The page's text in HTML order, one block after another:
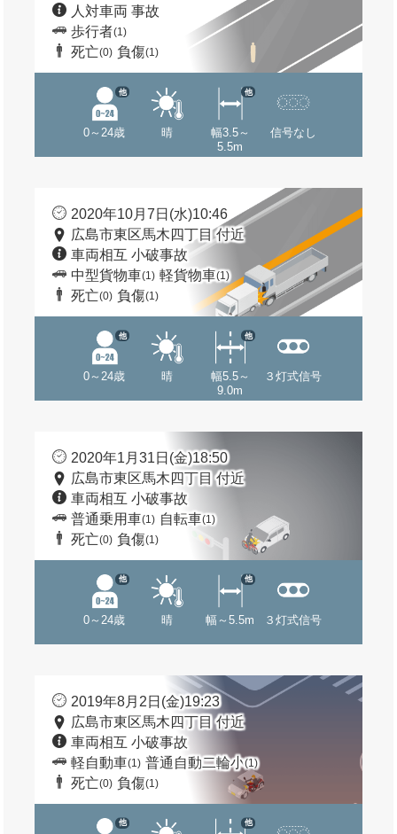
人対車両 事故
歩行者(1)
死亡(0) 負傷(1)
0～24歳
他
晴
幅3.5～
5.5m
他
信号なし
2020年10月7日(水)10:46
広島市東区馬木四丁目 付近
車両相互 小破事故
中型貨物車(1) 軽貨物車(1)
死亡(0) 負傷(1)
0～24歳
他
晴
幅5.5～
9.0m
他
３灯式信号
2020年1月31日(金)18:50
広島市東区馬木四丁目 付近
車両相互 小破事故
普通乗用車(1) 自転車(1)
死亡(0) 負傷(1)
0～24歳
他
晴 幅～5.5m
他
３灯式信号
2019年8月2日(金)19:23
広島市東区馬木四丁目 付近
車両相互 小破事故
軽自動車(1) 普通自動二輪小(1)
死亡(0) 負傷(1)
他 他